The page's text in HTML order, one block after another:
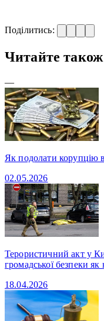
Поділитись:
Читайте також
—
Як подолати корупцію
02.05.2026
Терористичний акт у
громадської безпеки як
18.04.2026